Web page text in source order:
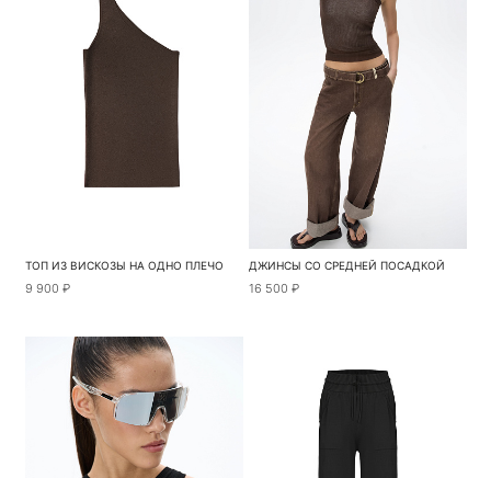
ТОП ИЗ ВИСКОЗЫ НА ОДНО ПЛЕЧО
9 900 ₽
ДЖИНСЫ СО СРЕДНЕЙ ПОСАДКОЙ
16 500 ₽